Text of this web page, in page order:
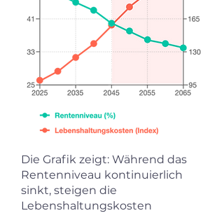
Die Grafik zeigt: Während das
Rentenniveau kontinuierlich
sinkt, steigen die
Lebenshaltungskosten